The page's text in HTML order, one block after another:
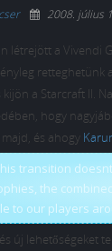
2008. július
létrejött a Vivendi
retteghetünk
a Starcraft II.
hogy
és ahogy
transition
the
to our players
új lehetőségeket